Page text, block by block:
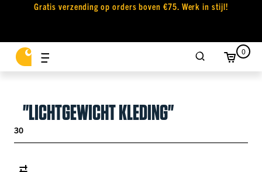
Gratis verzending op orders boven €75. Werk in stijl!
0
"LICHTGEWICHT KLEDING"
30